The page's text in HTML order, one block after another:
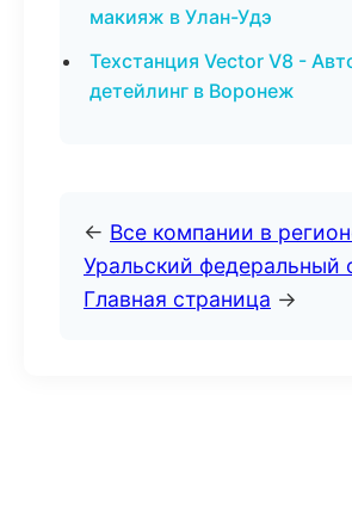
макияж в Улан-Удэ
Техстанция Vector V8 -
детейлинг в Воронеж
← Все компании в
Уральский федеральный
Главная страница →